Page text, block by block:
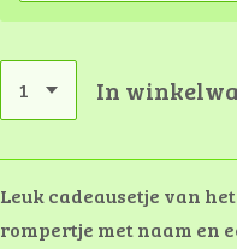
In
Leuk cadeausetje van
rompertje met naam en